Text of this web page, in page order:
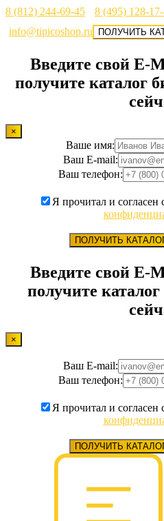
8 (812) 244-69-45 8 (495) 128-
info@tipicoshop.ru
ПОЛУЧИТЬ
Введите свой E-
получите каталог
×
Ваше имя:
Ваш E-mail:
Ваш телефон:
Я прочитал и согласен
ПОЛУЧИТЬ
Введите свой E-
получите
×
Ваш E-mail:
Ваш телефон:
Я прочитал и согласен
ПОЛУЧИТЬ